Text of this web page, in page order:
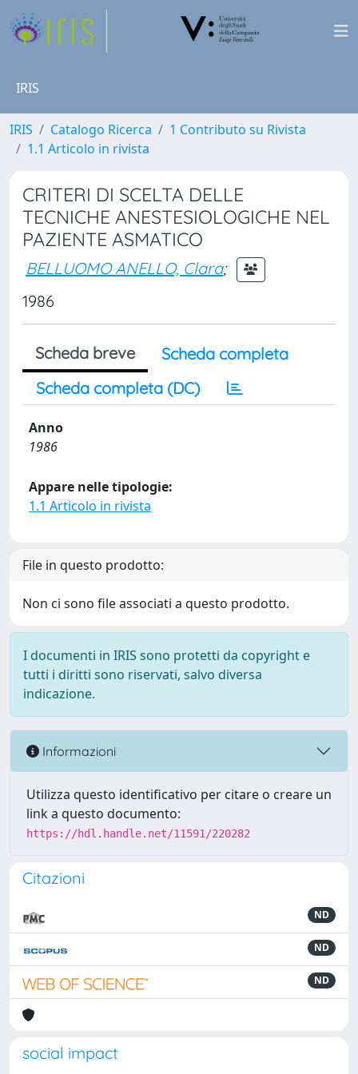
IRIS
IRIS Catalogo Ricerca
1 Contributo su Rivista
1.1 Articolo in rivista
CRITERI DI SCELTA DELLE
TECNICHE ANESTESIOLOGICHE NEL
PAZIENTE ASMATICO
BELLUOMO ANELLO, Clara;
1986
Scheda breve
Scheda completa
Scheda completa (DC)
Anno
1986
Appare nelle tipologie:
1.1 Articolo in rivista
File in questo prodotto:
Non ci sono file associati a questo prodotto.
I documenti in IRIS sono protetti da copyright e
tutti i diritti sono riservati, salvo diversa
indicazione.
Informazioni
Utilizza questo identificativo per citare o creare un
link a questo documento:
https://hdl.handle.net/11591/220282
Citazioni
ND
ND
ND
social impact